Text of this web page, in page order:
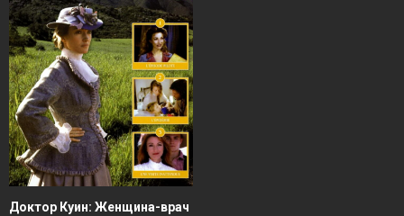
Доктор Куин: Женщина-врач